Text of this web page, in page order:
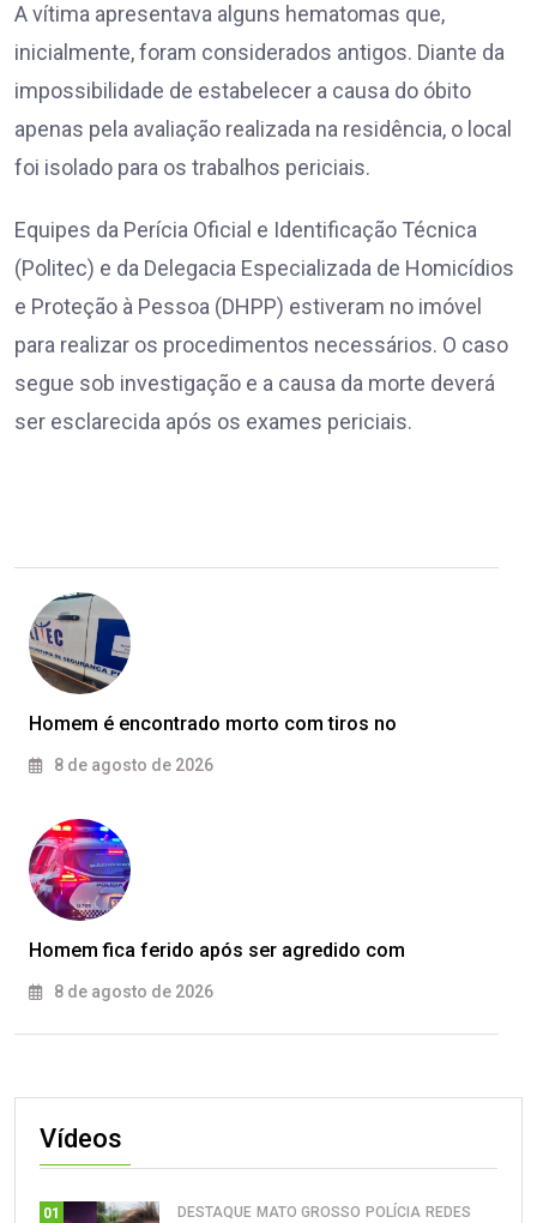
A vítima apresentava alguns hematomas que,
inicialmente, foram considerados antigos. Diante da
impossibilidade de estabelecer a causa do óbito
apenas pela avaliação realizada na residência, o local
foi isolado para os trabalhos periciais.
Equipes da Perícia Oficial e Identificação Técnica
(Politec) e da Delegacia Especializada de Homicídios
e Proteção à Pessoa (DHPP) estiveram no imóvel
para realizar os procedimentos necessários. O caso
segue sob investigação e a causa da morte deverá
ser esclarecida após os exames periciais.
Homem é encontrado morto com tiros no
8 de agosto de 2026
Homem fica ferido após ser agredido com
8 de agosto de 2026
Vídeos
01 DESTAQUE MATO GROSSO POLÍCIA REDES